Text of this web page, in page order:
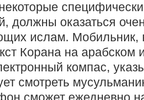
должны оказаться
ислам. Мобильник,
Корана на арабском
компас,
смотреть
сможет ежедневно